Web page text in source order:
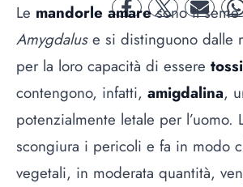
facebooktwitter mail
Le mandorle amaresono il
Amygdaluse si distinguono dalle
per la loro capacità di essere
contengono, infatti, amigdalina,
potenzialmente letale per l’uomo.
scongiura i pericoli e fa in modo
vegetali, in moderata quantità,